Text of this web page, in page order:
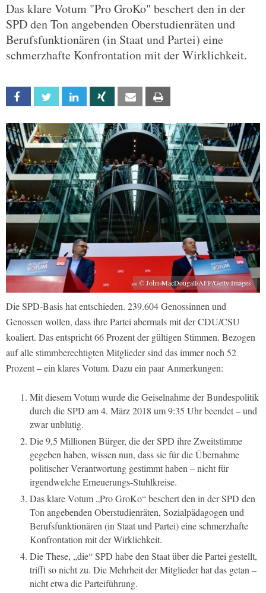
Das klare Votum "Pro GroKo" beschert den in der
SPD den Ton angebenden Oberstudienräten und
Berufsfunktionären (in Staat und Partei) eine
schmerzhafte Konfrontation mit der Wirklichkeit.
Facebook Twitter Linkedin Xing Email
© John MacDougall/AFP/Getty Images
Die SPD-Basis hat entschieden. 239.604 Genossinnen und
Genossen wollen, dass ihre Partei abermals mit der CDU/CSU
koaliert. Das entspricht 66 Prozent der gültigen Stimmen. Bezogen
auf alle stimmberechtigten Mitglieder sind das immer noch 52
Prozent – ein klares Votum. Dazu ein paar Anmerkungen:
Mit diesem Votum wurde die Geiselnahme der Bundespolitik
durch die SPD am 4. März 2018 um 9:35 Uhr beendet – und
zwar unblutig.
Die 9,5 Millionen Bürger, die der SPD ihre Zweitstimme
gegeben haben, wissen nun, dass sie für die Übernahme
politischer Verantwortung gestimmt haben – nicht für
irgendwelche Erneuerungs-Stuhlkreise.
Das klare Votum „Pro GroKo“ beschert den in der SPD den
Ton angebenden Oberstudienräten, Sozialpädagogen und
Berufsfunktionären (in Staat und Partei) eine schmerzhafte
Konfrontation mit der Wirklichkeit.
Die These, „die“ SPD habe den Staat über die Partei gestellt,
trifft so nicht zu. Die Mehrheit der Mitglieder hat das getan –
nicht etwa die Parteiführung.